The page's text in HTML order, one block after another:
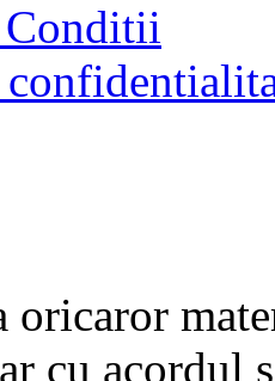
Conditii
oricaror
cu acordul